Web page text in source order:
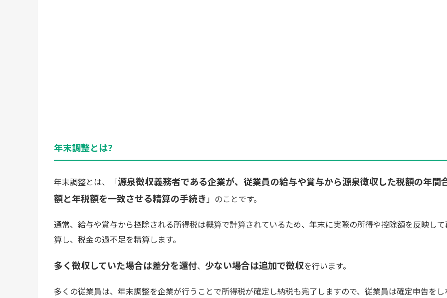
年末調整とは?
年末調整とは、「源泉徴収義務者である企業が、従業員の給与や賞与から源泉徴収した税額の年間
額と年税額を一致させる精算の手続き 」のことです。
通常、給与や賞与から控除される所得税は概算で計算されているため、年末に実際の所得や控除額を反映し
算し、税金の過不足を精算します。
多く徴収していた場合は差分を還付、 少ない場合は追加で徴収を行います。
多くの従業員は、年末調整を企業が行うことで所得税が確定し納税も完了しますので、従業員は確定申告をし